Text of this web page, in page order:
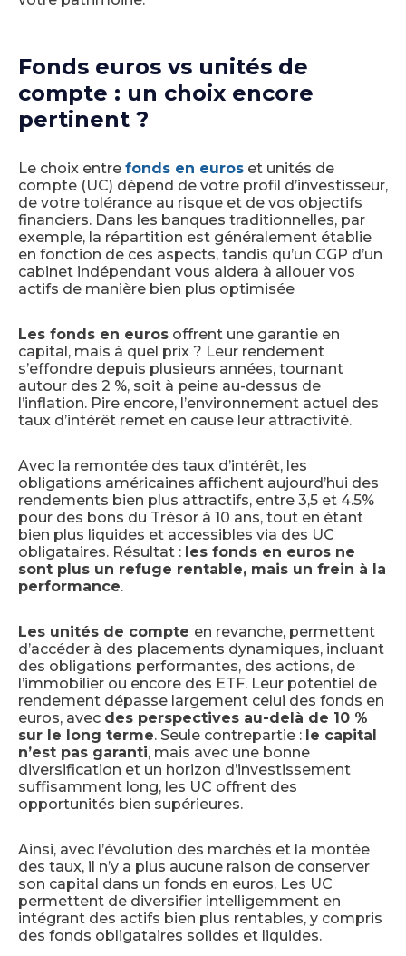
Fonds euros vs unités de
compte : un choix encore
pertinent ?
Le choix entre fonds en euros et unités de
compte (UC) dépend de votre profil d’investisseur,
de votre tolérance au risque et de vos objectifs
financiers. Dans les banques traditionnelles, par
exemple, la répartition est généralement établie
en fonction de ces aspects, tandis qu’un CGP d’un
cabinet indépendant vous aidera à allouer vos
actifs de manière bien plus optimisée
Les fonds en euros offrent une garantie en
capital, mais à quel prix ? Leur rendement
s’effondre depuis plusieurs années, tournant
autour des 2 %, soit à peine au-dessus de
l’inflation. Pire encore, l’environnement actuel des
taux d’intérêt remet en cause leur attractivité.
Avec la remontée des taux d’intérêt, les
obligations américaines affichent aujourd’hui des
rendements bien plus attractifs, entre 3,5 et 4.5%
pour des bons du Trésor à 10 ans, tout en étant
bien plus liquides et accessibles via des UC
obligataires. Résultat : les fonds en euros ne
sont plus un refuge rentable, mais un frein à la
performance.
Les unités de compte en revanche, permettent
d’accéder à des placements dynamiques, incluant
des obligations performantes, des actions, de
l’immobilier ou encore des ETF. Leur potentiel de
rendement dépasse largement celui des fonds en
euros, avec des perspectives au-delà de 10 %
sur le long terme. Seule contrepartie : le capital
n’est pas garanti, mais avec une bonne
diversification et un horizon d’investissement
suffisamment long, les UC offrent des
opportunités bien supérieures.
Ainsi, avec l’évolution des marchés et la montée
des taux, il n’y a plus aucune raison de conserver
son capital dans un fonds en euros. Les UC
permettent de diversifier intelligemment en
intégrant des actifs bien plus rentables, y compris
des fonds obligataires solides et liquides.